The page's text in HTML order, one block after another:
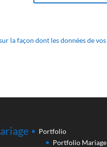
la façon dont les données de vos
Portfolio
Portfolio Mariage